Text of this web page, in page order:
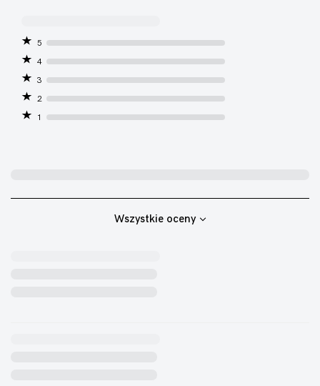
5
4
3
2
1
Wszystkie oceny